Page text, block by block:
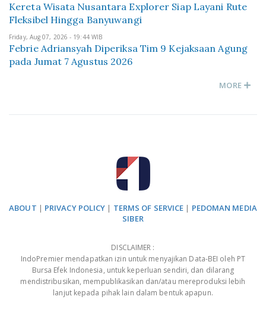
Kereta Wisata Nusantara Explorer Siap Layani Rute
Fleksibel Hingga Banyuwangi
Friday, Aug 07, 2026 - 19:44 WIB
Febrie Adriansyah Diperiksa Tim 9 Kejaksaan Agung
pada Jumat 7 Agustus 2026
MORE
ABOUT | PRIVACY POLICY | TERMS OF SERVICE | PEDOMAN MEDIA
SIBER
DISCLAIMER :
IndoPremier mendapatkan izin untuk menyajikan Data-BEI oleh PT
Bursa Efek Indonesia, untuk keperluan sendiri, dan dilarang
mendistribusikan, mempublikasikan dan/atau mereproduksi lebih
lanjut kepada pihak lain dalam bentuk apapun.